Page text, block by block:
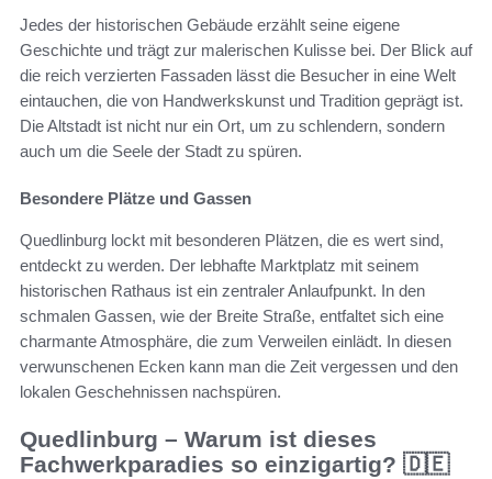
Jedes der historischen Gebäude erzählt seine eigene
Geschichte und trägt zur malerischen Kulisse bei. Der Blick auf
die reich verzierten Fassaden lässt die Besucher in eine Welt
eintauchen, die von Handwerkskunst und Tradition geprägt ist.
Die Altstadt ist nicht nur ein Ort, um zu schlendern, sondern
auch um die Seele der Stadt zu spüren.
Besondere Plätze und Gassen
Quedlinburg lockt mit besonderen Plätzen, die es wert sind,
entdeckt zu werden. Der lebhafte Marktplatz mit seinem
historischen Rathaus ist ein zentraler Anlaufpunkt. In den
schmalen Gassen, wie der Breite Straße, entfaltet sich eine
charmante Atmosphäre, die zum Verweilen einlädt. In diesen
verwunschenen Ecken kann man die Zeit vergessen und den
lokalen Geschehnissen nachspüren.
Quedlinburg – Warum ist dieses
Fachwerkparadies so einzigartig? 🇩🇪